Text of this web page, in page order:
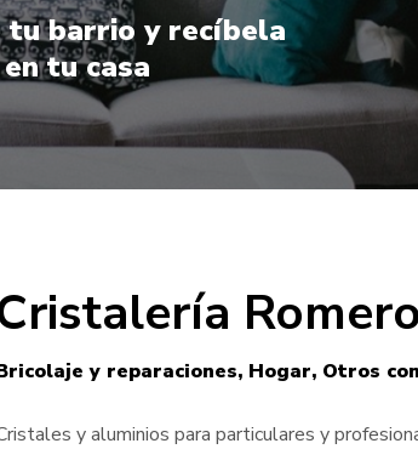
tu barrio y recíbela
tu casa
Romero
y reparaciones Hogar Otros
y aluminios para particulares y